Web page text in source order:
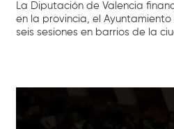
La Diputación de Valencia
en la provincia, el
seis sesiones en barrios de la